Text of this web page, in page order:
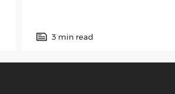
3 min read